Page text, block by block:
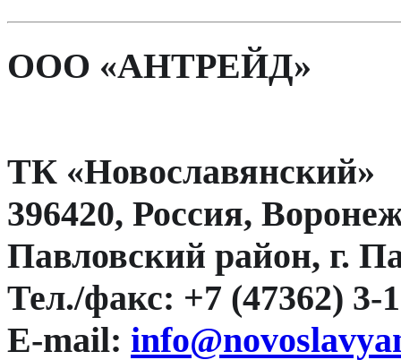
ООО «АНТРЕЙД»
ТК «Новославянский»
396420, Россия,
Павловский район, г.
Тел./факс: +7 (47362) 3-
E-mail: